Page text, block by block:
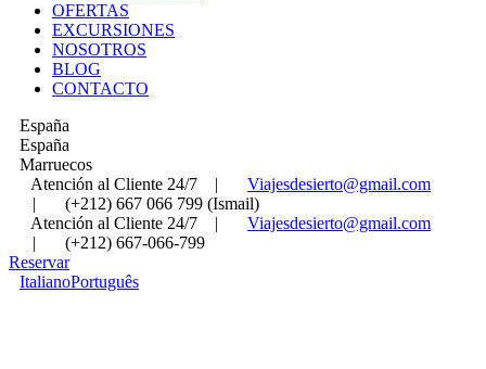
OFERTAS
EXCURSIONES
NOSOTROS
BLOG
CONTACTO
España
España
Marruecos
Atención al Cliente 24/7
|
Viajesdesierto@gmail.com
|
(+212) 667 066 799 (Ismail)
Atención al Cliente 24/7
|
Viajesdesierto@gmail.com
|
(+212) 667-066-799
Reservar
ItalianoPortuguês